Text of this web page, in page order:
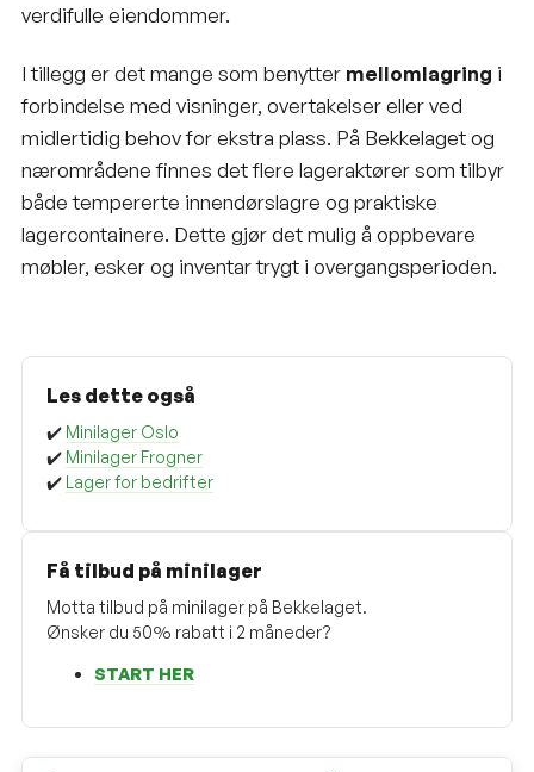
verdifulle eiendommer.
I tillegg er det mange som benytter mellomlagring i
forbindelse med visninger, overtakelser eller ved
midlertidig behov for ekstra plass. På Bekkelaget og
nærområdene finnes det flere lageraktører som tilbyr
både tempererte innendørslagre og praktiske
lagercontainere. Dette gjør det mulig å oppbevare
møbler, esker og inventar trygt i overgangsperioden.
Les dette også
✔️ Minilager Oslo
✔️ Minilager Frogner
✔️ Lager for bedrifter
Få tilbud på minilager
Motta tilbud på minilager på Bekkelaget.
Ønsker du 50% rabatt i 2 måneder?
START HER